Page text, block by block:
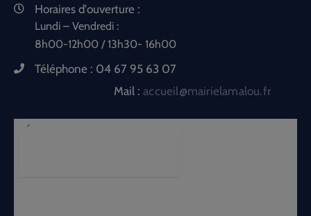
Horaires d'ouverture :
Lundi – Vendredi :
8h00-12h00 / 13h30- 16h00
Téléphone : 04 67 95 63 07
Mail :accueil@mairielamalou.fr